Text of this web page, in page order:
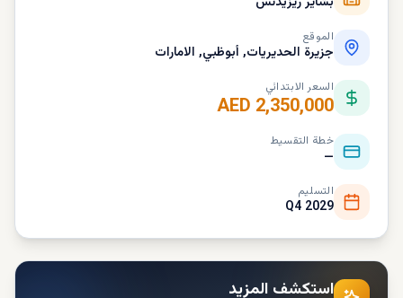
الموقع
جزيرة الحديريات, أبوظبي, الامارات
السعر الابتدائي
AED 2,350,000
خطة التقسيط
—
التسليم
Q4 2029
استكشف المزيد